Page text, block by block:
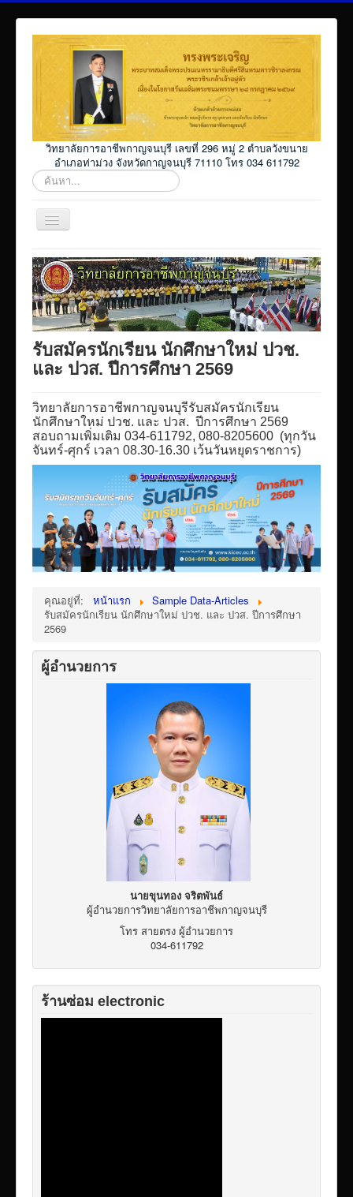
วิทยาลัยการอาชีพกาญจนบุรี เลขที่ 296 หมู่ 2 ตำบลวังขนาย
อำเภอท่าม่วง จังหวัดกาญจนบุรี 71110 โทร 034 611792
ค้นหา...
สลับ
เก
ชั่น
Home
โปรแกรม ศธ02 ออนไลน์
Elearning_kicec
Facebookงานประชาสัมพันธ์
VTR แนะนำวิทยาลัย
ID-PLAN
พัสดุ/จัดซื่อจัดจ้าง
Link รวมระบบรายงานข้อมูลต่าง ๆ
ติดต่อวิทยาลัย
แบบประเมินครูผู้สอน
ห้องสมุดอิเล็กทรอนิกส์
รวม Link หน้าเว็บ QRCode
กฎหมายด้านการศึกษา
ร้องเรียน/ร้องทุกข์/สอบถามรายละเอียด
e-learning(sandbox)
ข้อมูลเปิดเผยต่อสาธารณะ ita 2569
รับสมัครนักเรียน นักศึกษาใหม่ ปวช.
และ ปวส. ปีการศึกษา 2569
วิทยาลัยการอาชีพกาญจนบุรีรับสมัครนักเรียน
นักศึกษาใหม่ ปวช. และ ปวส. ปีการศึกษา 2569
สอบถามเพิ่มเติม 034-611792, 080-8205600 (ทุกวัน
จันทร์-ศุกร์ เวลา 08.30-16.30 เว้นวันหยุดราชการ)
คุณอยู่ที่: หน้าแรก
Sample Data-Articles
รับสมัครนักเรียน นักศึกษาใหม่ ปวช. และ ปวส. ปีการศึกษา
2569
ผู้อำนวยการ
นายขุนทอง จริตพันธ์
ผู้อำนวยการวิทยาลัยการอาชีพกาญจนบุรี
โทร สายตรง ผู้อำนวยการ
034-611792
ร้านซ่อม electronic